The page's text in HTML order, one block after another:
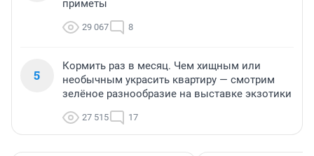
приметы
29 067 8
5
Кормить раз в месяц. Чем хищным или
необычным украсить квартиру — смотрим
зелёное разнообразие на выставке экзотики
27 515 17